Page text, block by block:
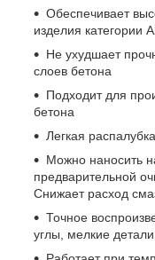
Обеспечивает
изделия категории
Не ухудшает
слоев бетона
Подходит для
бетона
Легкая
Можно наносить
предварительной
Снижает расход
Точное
углы, мелкие